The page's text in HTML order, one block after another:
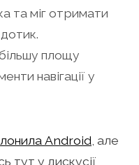
та міг отримати
площу
навігації у
Android , але
тут у дискусії